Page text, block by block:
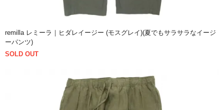
remilla レミーラ｜ヒダレイージー (モスグレイ)(夏でもサラサラなイージ
ーパンツ)
SOLD OUT